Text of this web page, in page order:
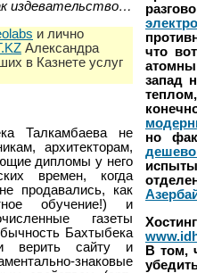
издевательство…
и лично
Александра
в Казнете услуг
Талкамбаева не
архитекторам,
дипломы у него
времен, когда
продавались, как
обучение!) и
газеты
Бахтыбека
верить сайту и
знаковые
что
запад
но
В том,